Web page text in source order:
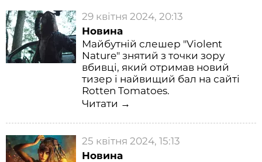
29 квітня 2024, 20:13
Новина
Майбутній слешер "Violent
Nature" знятий з точки зору
вбивці, який отримав новий
тизер і найвищий бал на сайті
Rotten Tomatoes.
Читати →
25 квітня 2024, 15:13
Новина